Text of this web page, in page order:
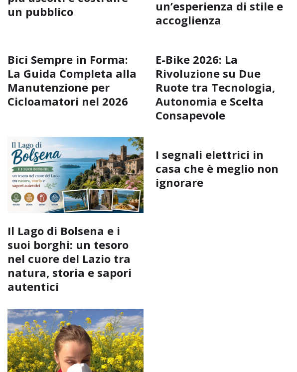
un pubblico
un’esperienza di stile e
accoglienza
Bici Sempre in Forma:
La Guida Completa alla
Manutenzione per
Cicloamatori nel 2026
E-Bike 2026: La
Rivoluzione su Due
Ruote tra Tecnologia,
Autonomia e Scelta
Consapevole
Il Lago di Bolsena e i
suoi borghi: un tesoro
nel cuore del Lazio tra
natura, storia e sapori
autentici
I segnali elettrici in
casa che è meglio non
ignorare